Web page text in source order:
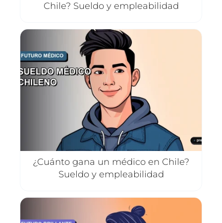
Chile? Sueldo y empleabilidad
¿Cuánto gana un médico en Chile?
Sueldo y empleabilidad